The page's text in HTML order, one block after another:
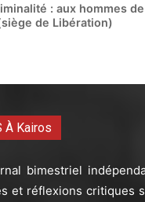
: aux hommes de
de Libération)
À Kairos
bimestriel
et réflexions critiques